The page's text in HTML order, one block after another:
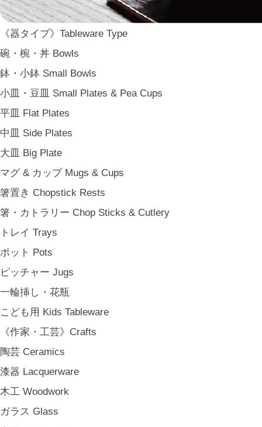
《器タイプ》Tableware Type
碗・椀・丼 Bowls
鉢・小鉢 Small Bowls
小皿・豆皿 Small Plates & Pea Cups
平皿 Flat Plates
中皿 Side Plates
大皿 Big Plate
マグ & カップ Mugs & Cups
箸置き Chopstick Rests
箸・カトラリー Chop Sticks & Cutlery
トレイ Trays
ポット Pots
ピッチャー Jugs
一輪挿し・花瓶
こども用 Kids Tableware
《作家・工芸》Crafts
陶芸 Ceramics
漆器 Lacquerware
木工 Woodwork
ガラス Glass
WDH
WASARA
一果ニ花 icca nicca
そのほか e.t.c
《食卓》Dining
パーティー Party
《台所》Kitchen
《雑貨》Living goods
インテリア Interior
アンティークのもの Vintage & Antiques